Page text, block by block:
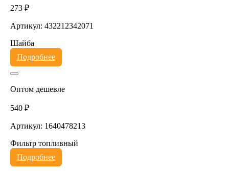
273 ₽
Артикул: 432212342071
Шайба
Подробнее
Оптом дешевле
540 ₽
Артикул: 1640478213
Фильтр топливный
Подробнее